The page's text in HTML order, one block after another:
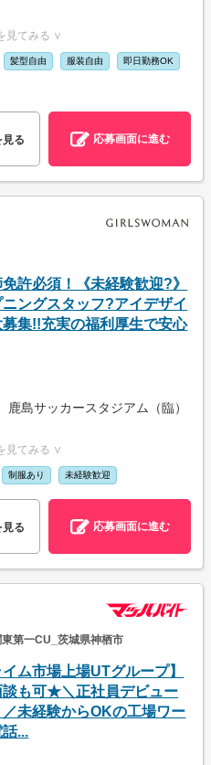
見てみる ∨
髪型自由 服装自由 即日勤務OK
見る 応募画面に進む
許必須！《未経験歓迎?》
ングスタッフ?アイデザイ
集!!充実の福利厚生で安心
島サッカースタジアム（臨）
見てみる ∨
制服あり 未経験歓迎
見る 応募画面に進む
第一CU_茨城県神栖市
イム市場上場UTグループ】
談も可★＼正社員デビュー
／未経験からOKの工場ワー
...